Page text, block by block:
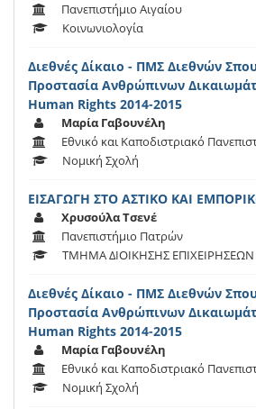
Πανεπιστήμιο Αιγαίου
Κοινωνιολογία
Διεθνές Δίκαιο - ΠΜΣ Διεθνών
Προστασία Ανθρώπινων
Human Rights 2014-2015
Μαρία Γαβουνέλη
Εθνικό και Καποδιστριακό
Νομική Σχολή
ΕΙΣΑΓΩΓΗ ΣΤΟ ΑΣΤΙΚΟ ΚΑΙ
Χρυσούλα Τσενέ
Πανεπιστήμιο Πατρών
ΤΜΗΜΑ ΔΙΟΙΚΗΣΗΣ ΕΠΙΧΕΙΡΗΣΕΩΝ
Διεθνές Δίκαιο - ΠΜΣ Διεθνών
Προστασία Ανθρώπινων
Human Rights 2014-2015
Μαρία Γαβουνέλη
Εθνικό και Καποδιστριακό
Νομική Σχολή